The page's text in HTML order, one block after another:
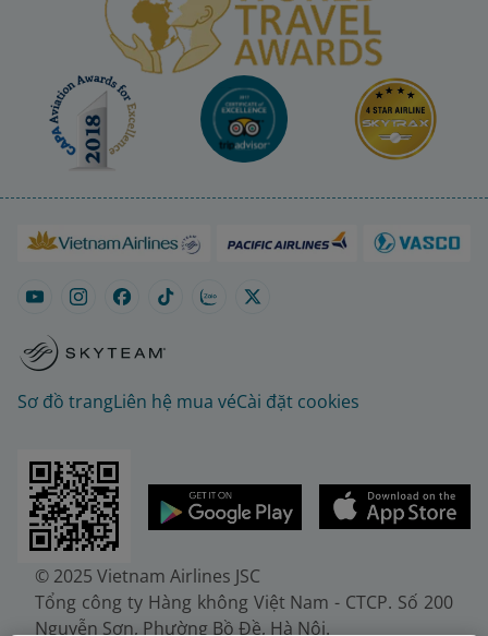
Sơ đồ trangLiên hệ mua véCài đặt cookies
© 2025 Vietnam Airlines JSC
Tổng công ty Hàng không Việt Nam - CTCP. Số 200
Nguyễn Sơn, Phường Bồ Đề, Hà Nội.